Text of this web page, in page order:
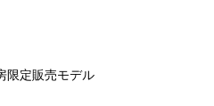
限定販売モデル